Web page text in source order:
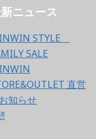
ニュース
STYLE
SALE
直営
知らせ